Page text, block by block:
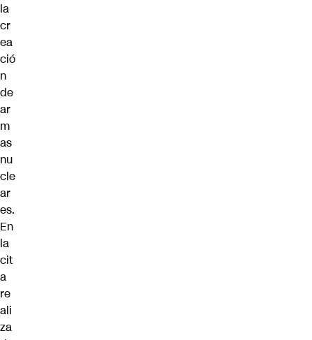
la
cr
ea
ció
n
de
ar
m
as
nu
cle
ar
es.
En
la
cit
a
re
ali
za